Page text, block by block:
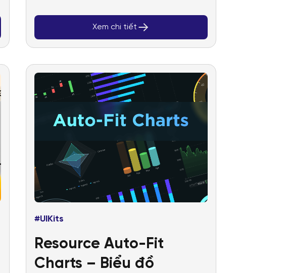
Xem chi tiết
#UIKits
Resource Auto-Fit
Charts – Biểu đồ